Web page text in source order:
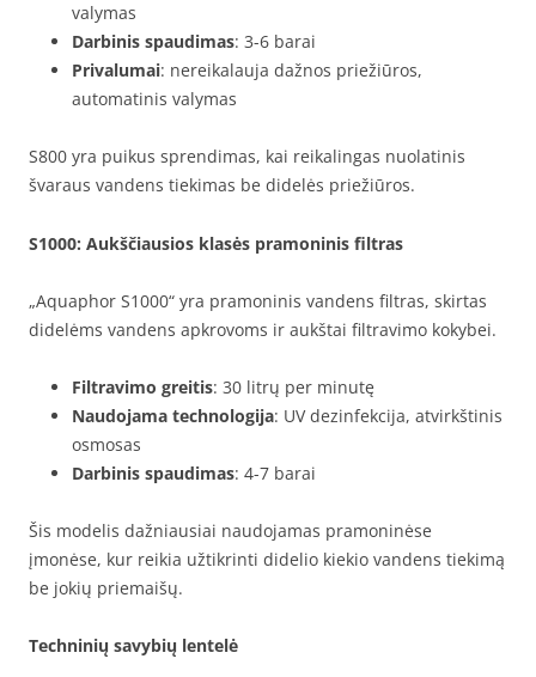
valymas
Darbinis spaudimas: 3-6 barai
Privalumai: nereikalauja dažnos priežiūros,
automatinis valymas
S800 yra puikus sprendimas, kai reikalingas nuolatinis
švaraus vandens tiekimas be didelės priežiūros.
S1000: Aukščiausios klasės pramoninis filtras
„Aquaphor S1000“ yra pramoninis vandens filtras, skirtas
didelėms vandens apkrovoms ir aukštai filtravimo kokybei.
Filtravimo greitis: 30 litrų per minutę
Naudojama technologija: UV dezinfekcija, atvirkštinis
osmosas
Darbinis spaudimas: 4-7 barai
Šis modelis dažniausiai naudojamas pramoninėse
įmonėse, kur reikia užtikrinti didelio kiekio vandens tiekimą
be jokių priemaišų.
Techninių savybių lentelė